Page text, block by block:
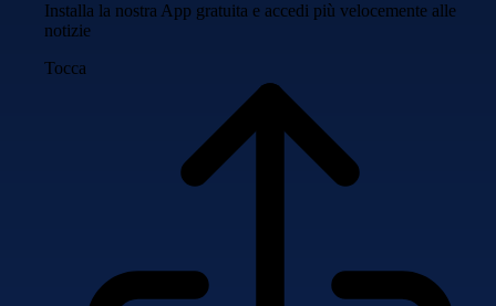
Installa la nostra App gratuita e accedi più velocemente alle
notizie
Tocca